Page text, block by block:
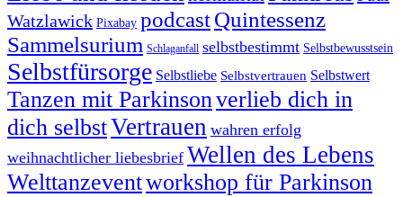
Watzlawick Pixabay podcastQuintessenz
Sammelsurium Schlaganfall selbstbestimmt Selbstbewusstsein
Selbstfürsorge Selbstliebe Selbstvertrauen Selbstwert
Tanzen mit Parkinsonverlieb dich in
dich selbstVertrauen wahren erfolg
weihnachtlicher liebesbrief Wellen des Lebens
Welttanzeventworkshop für Parkinson